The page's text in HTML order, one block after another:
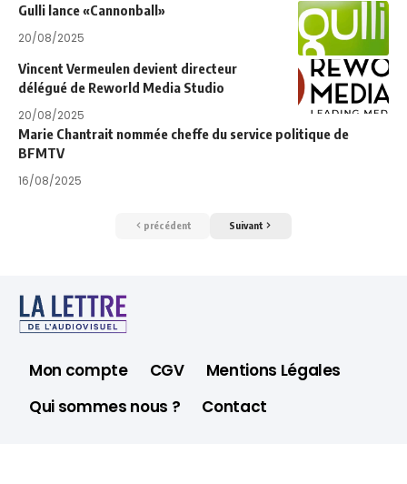
Gulli lance «Cannonball»
20/08/2025
Vincent Vermeulen devient directeur
délégué de Reworld Media Studio
20/08/2025
Marie Chantrait nommée cheffe du service politique de
BFMTV
16/08/2025
précédent Suivant
Mon compte CGV
Mentions Légales
Qui sommes nous ?
Contact